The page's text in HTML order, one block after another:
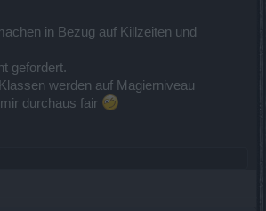
in Bezug auf Killzeiten und
gefordert.
werden auf Magierniveau
durchaus fair